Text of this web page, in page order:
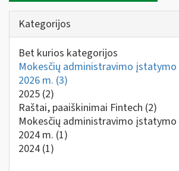
Kategorijos
Bet kurios kategorijos
Mokesčių administravimo
2026 m. (3)
2025 (2)
Raštai, paaiškinimai Fintech (2)
Mokesčių administravimo
2024 m. (1)
2024 (1)